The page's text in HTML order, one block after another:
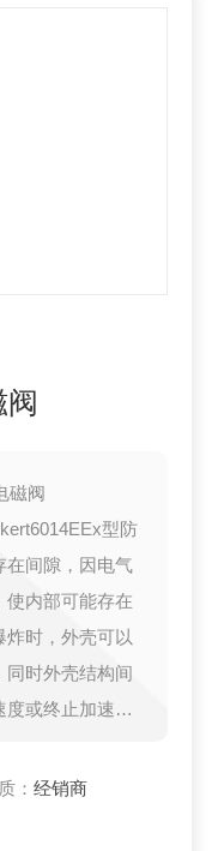
阀
磁阀
型防
在间隙，因电气
使内部可能存在
时，外壳可以
同时外壳结构间
度或终止加速
到隔爆。
：经销商